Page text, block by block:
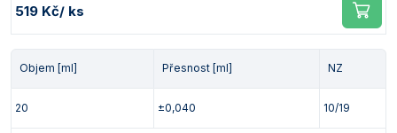
519 Kč/ ks
Objem [ml] Přesnost [ml] NZ
20 ±0,040 10/19